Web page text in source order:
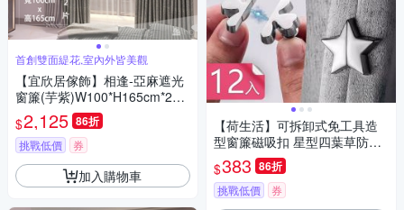
首創雙面緹花,室內外皆美觀
【宜欣居傢飾】相逢-亞麻遮光
窗簾(芋紫)W100*H165cm*2片/
遮光/摺景/半腰/窗簾/台灣製MI
T
$2,125 86折
挑戰低價 券
加入購物車
【荷生活】可拆卸式免工具造
型窗簾磁吸扣 星型四葉草防漏
光磁吸式固定器-12入組
$383 86折
挑戰低價 券